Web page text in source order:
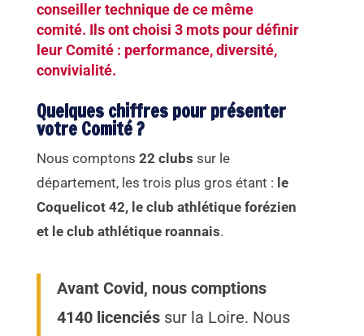
conseiller technique de ce même
comité. Ils ont choisi 3 mots pour définir
leur Comité : performance, diversité,
convivialité.
Quelques chiffres pour présenter
votre Comité ?
Nous comptons22 clubssur le
département, les trois plus gros étant : le
Coquelicot 42, le club athlétique forézien
et le club athlétique roannais.
Avant Covid, nous comptions
4140 licenciés sur la Loire. Nous